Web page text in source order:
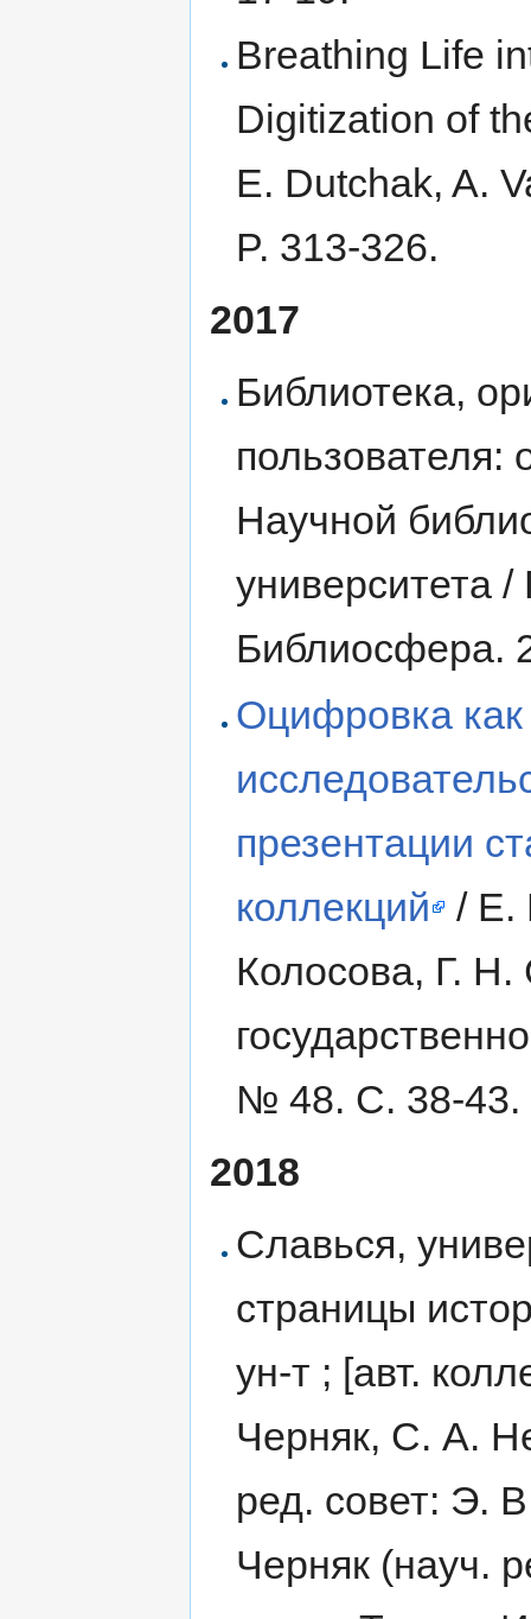
Breathing Life
Digitization of
E. Dutchak, A.
P. 313-326.
2017
Библиотека,
пользователя:
Научной
университета
Библиосфера.
Оцифровка
презентации
коллекций
/ Е.
Колосова, Г. Н.
№ 48. С. 38-43.
2018
Славься,
страницы
ун-т ; [авт.
Черняк, С. А.
ред. совет: Э.
Черняк (науч.